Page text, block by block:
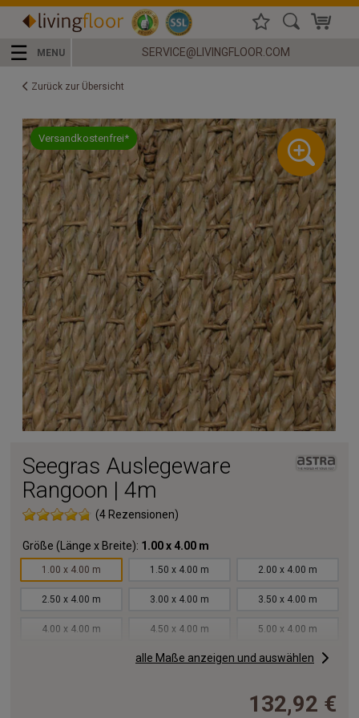
☰ MENU SERVICE@LIVINGFLOOR.COM
Zurück zur Übersicht
Versandkostenfrei*
Seegras Auslegeware
Rangoon | 4m
(4 Rezensionen)
Größe (Länge x Breite): 1.00 x 4.00 m
1.00 x 4.00 m 1.50 x 4.00 m 2.00 x 4.00 m
2.50 x 4.00 m 3.00 x 4.00 m 3.50 x 4.00 m
4.00 x 4.00 m 4.50 x 4.00 m 5.00 x 4.00 m
6.00 x 4.00 m 6.50 x 4.00 m
alle Maße anzeigen und auswählen
132,92 €